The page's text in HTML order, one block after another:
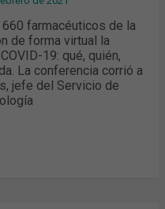
farmacéuticos de la
de forma virtual la
19: qué, quién,
La conferencia corrió a
jefe del Servicio de